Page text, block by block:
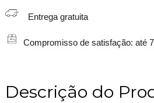
Entrega gratuita
Compromisso de satisfação: até
Descrição do